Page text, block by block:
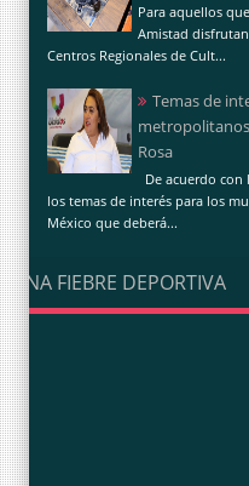
Para aquellos
Amistad
Centros Regionales de Cult...
Temas de
Rosa
De acuerdo con
los temas de interés para los
México que deberá...
UNA FIEBRE DEPORTIVA